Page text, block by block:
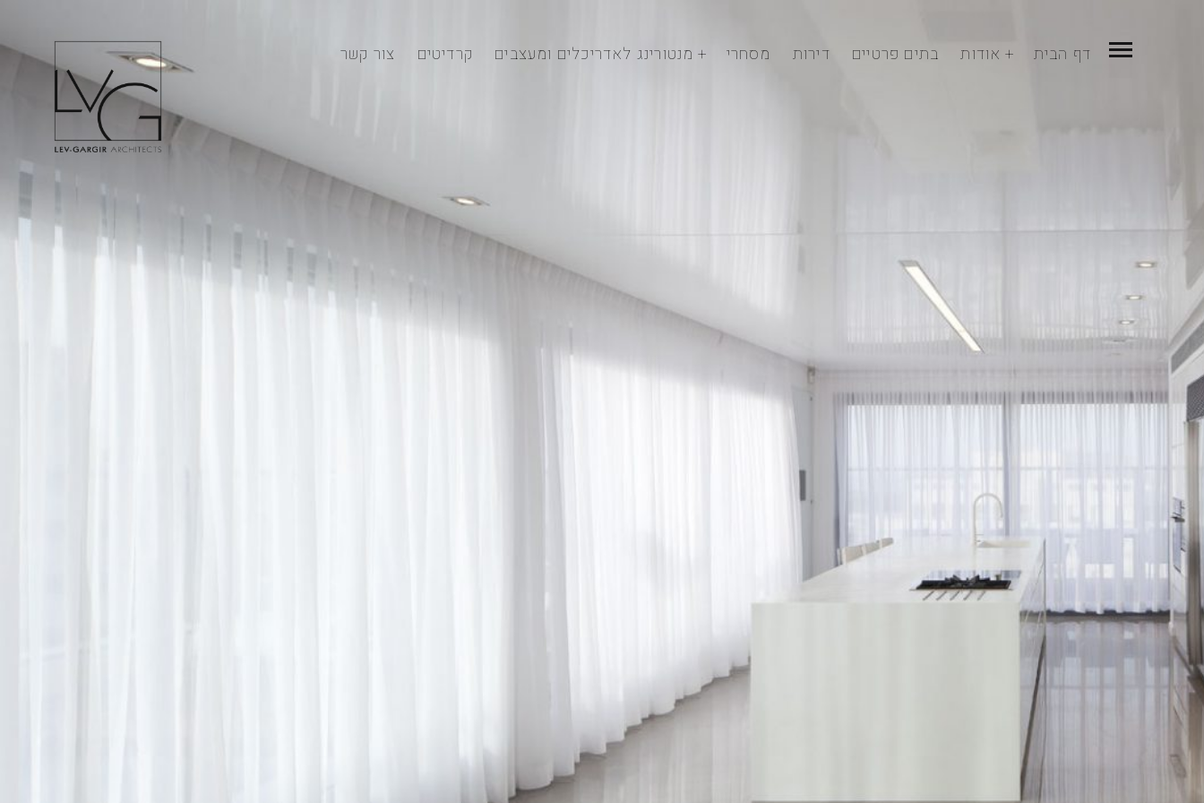
דף הבית אודות בתים פרטיים דירות מסחרי מנטורינג לאדריכלים ומעצבים קרדיטים צור קשר